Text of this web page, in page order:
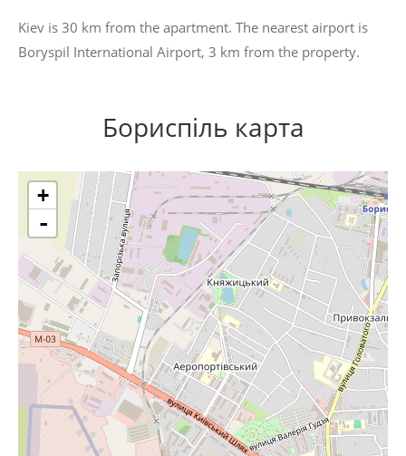
Kiev is 30 km from the apartment. The nearest airport is
Boryspil International Airport, 3 km from the property.
Бориспіль карта
+
-